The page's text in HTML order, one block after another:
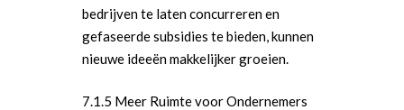
bedrijven te laten concurreren en
gefaseerde subsidies te bieden, kunnen
nieuwe ideeën makkelijker groeien.
7.1.5 Meer Ruimte voor Ondernemers